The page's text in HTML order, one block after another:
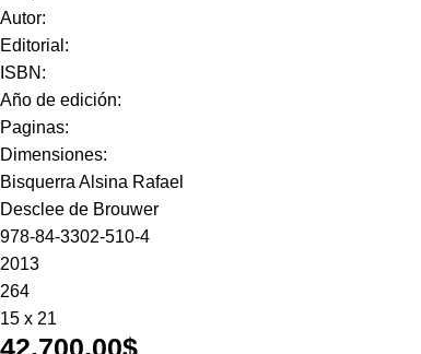
Autor:
Editorial:
ISBN:
Año de edición:
Paginas:
Dimensiones:
Bisquerra Alsina Rafael
Desclee de Brouwer
978-84-3302-510-4
2013
264
15 x 21